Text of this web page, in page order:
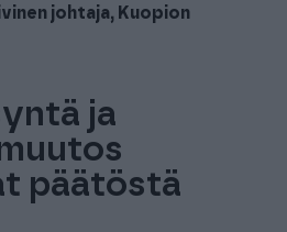
johtaja, Kuopion
ja
päätöstä